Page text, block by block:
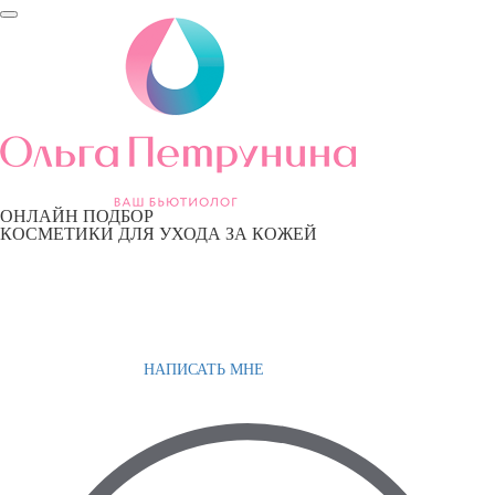
ОНЛАЙН ПОДБОР
КОСМЕТИКИ ДЛЯ УХОДА ЗА КОЖЕЙ
НАПИСАТЬ МНЕ